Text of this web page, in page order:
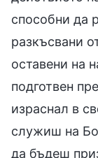
способни да
разкъсвани
оставени на
подготвен
израснал в
служиш на
да бъдеш